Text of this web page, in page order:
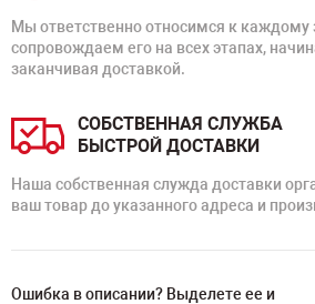
Мы ответственно относимся к каждому
сопровождаем его на всех этапах,
заканчивая доставкой.
СОБСТВЕННАЯ СЛУЖБА
БЫСТРОЙ ДОСТАВКИ
Наша собственная служда доставки
ваш товар до указанного адреса и
Ошибка в описании? Выделете ее и